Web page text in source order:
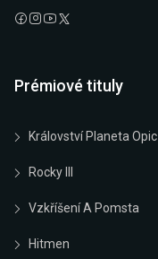
Prémiové tituly
Království Planeta Opic
Rocky III
Vzkříšení A Pomsta
Hitmen